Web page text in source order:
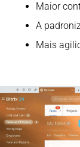
Maior
A
Mais